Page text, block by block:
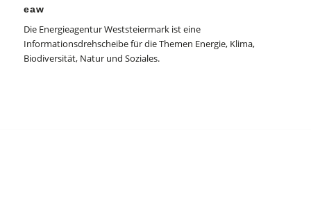
eaw
Die Energieagentur Weststeiermark ist eine
Informationsdrehscheibe für die Themen Energie, Klima,
Biodiversität, Natur und Soziales.